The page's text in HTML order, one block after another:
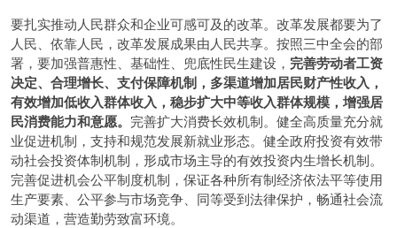
要扎实推动人民群众和企业可感可及的改革。改革发展都要为了
人民、依靠人民，改革发展成果由人民共享。按照三中全会的部
署，要加强普惠性、基础性、兜底性民生建设， 完善劳动者工资
决定、合理增长、支付保障机制，多渠道增加居民财产性收入，
有效增加低收入群体收入，稳步扩大中等收入群体规模，增强居
民消费能力和意愿。 完善扩大消费长效机制。健全高质量充分就
业促进机制，支持和规范发展新就业形态。健全政府投资有效带
动社会投资体制机制，形成市场主导的有效投资内生增长机制。
完善促进机会公平制度机制，保证各种所有制经济依法平等使用
生产要素、公平参与市场竞争、同等受到法律保护，畅通社会流
动渠道，营造勤劳致富环境。